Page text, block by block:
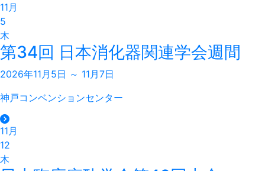
11月
5
木
第34回 日本消化器関連学会週間
2026年11月5日 ～ 11月7日
神戸コンベンションセンター
11月
12
木